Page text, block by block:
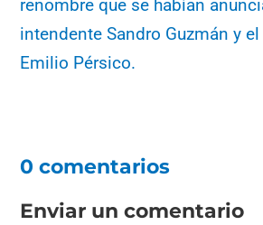
renombre que se habían
intendente Sandro Guzmán y
Emilio Pérsico.
0 comentarios
Enviar un comentario